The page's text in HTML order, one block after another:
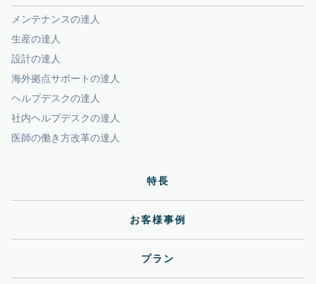
メンテナンスの達人
生産の達人
設計の達人
海外拠点サポートの達人
ヘルプデスクの達人
社内ヘルプデスクの達人
医師の働き方改革の達人
特長
お客様事例
プラン